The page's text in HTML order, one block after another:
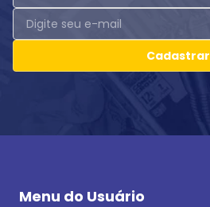
Cadastrar
Menu do Usuário